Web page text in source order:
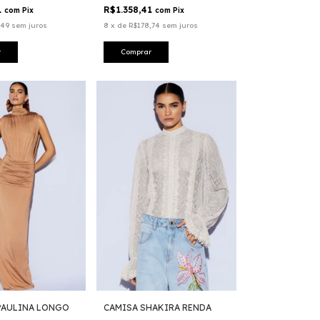
com Pix
sem juros
R$1.358,41 com Pix
8 x de R$178,74 sem juros
Comprar
LONGO CAMISA SHAKIRA RENDA